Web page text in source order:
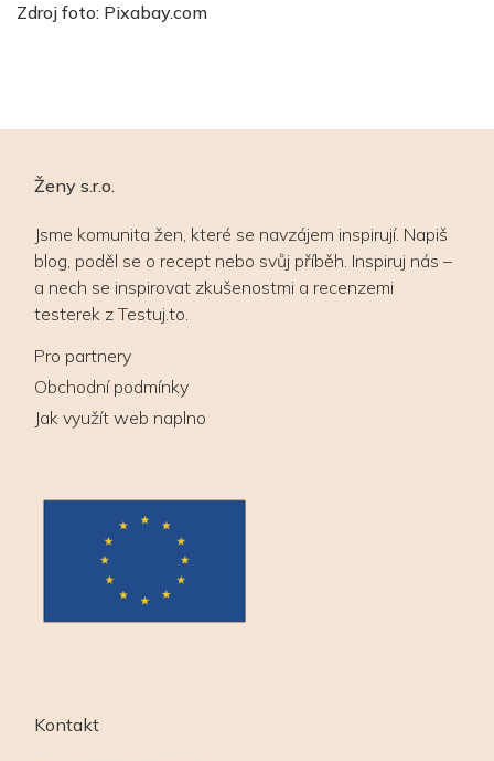
Zdroj foto: Pixabay.com
Ženy s.r.o.
Jsme komunita žen, které se navzájem inspirují. Napiš
blog, poděl se o recept nebo svůj příběh. Inspiruj nás –
a nech se inspirovat zkušenostmi a recenzemi
testerek z Testuj.to.
Pro partnery
Obchodní podmínky
Jak využít web naplno
Kontakt